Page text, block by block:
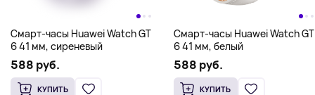
Смарт-часы Huawei Watch GT
6 41 мм, сиреневый
588 руб.
КУПИТЬ
Смарт-часы Huawei Watch GT
6 41 мм, белый
588 руб.
КУПИТЬ